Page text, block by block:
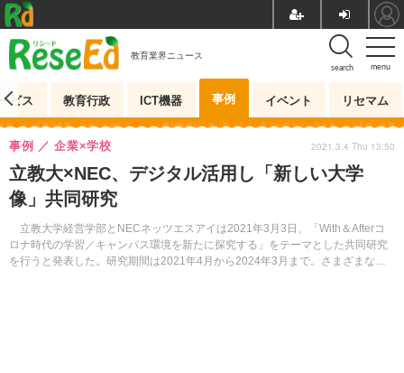
menu
search
教育業界ニュース
ビス 教育行政 ICT機器 事例 イベント リセマム
立教大×NEC、デジタル活用し「新しい大学
像」共同研究
立教大学経営学部とNECネッツエスアイは2021年3月3日、「With＆Afterコ
ロナ時代の学習／キャンパス環境を新たに探究する」をテーマとした共同研究
を行うと発表した。研究期間は2021年4月から2024年3月まで。さまざまなオ
事例 企業×学校 2021.3.4 Thu 13:50